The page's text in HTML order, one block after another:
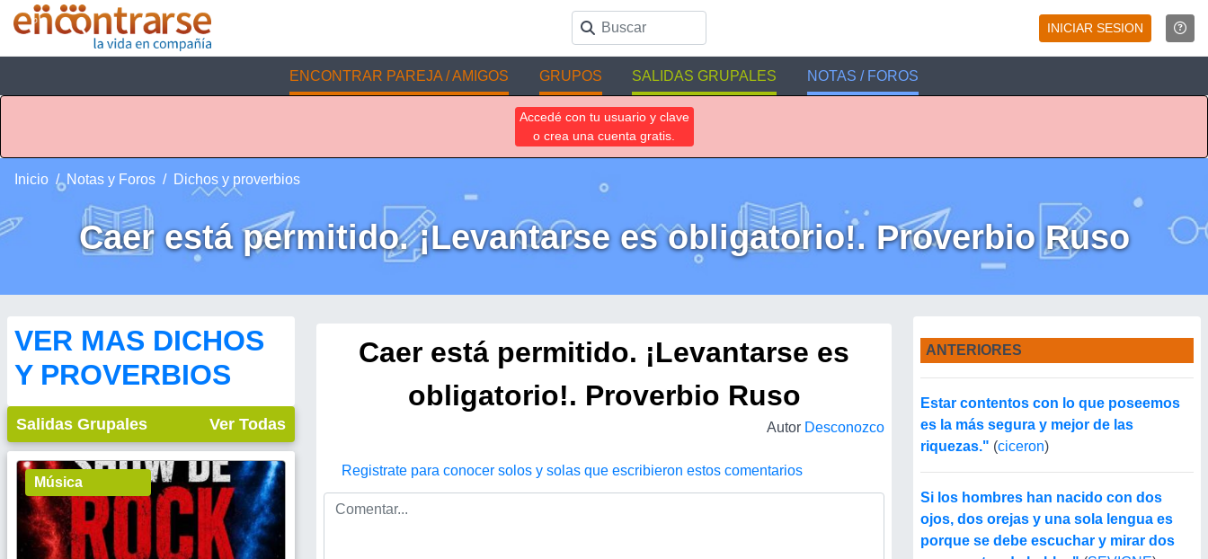
INICIAR SESION
ENCONTRAR PAREJA / AMIGOS GRUPOS SALIDAS GRUPALES NOTAS / FOROS
Accedé con tu usuario y clave
o crea una cuenta gratis.
Inicio Notas y Foros Dichos y proverbios
Caer está permitido. ¡Levantarse es obligatorio!. Proverbio Ruso
VER MAS DICHOS
Y PROVERBIOS
Salidas Grupales Ver Todas
Música
Caer está permitido. ¡Levantarse es
obligatorio!. Proverbio Ruso
Autor Desconozco
Registrate para conocer solos y solas que escribieron estos comentarios
ANTERIORES
Estar contentos con lo que poseemos
es la más segura y mejor de las
riquezas." (ciceron)
Si los hombres han nacido con dos
ojos, dos orejas y una sola lengua es
porque se debe escuchar y mirar dos